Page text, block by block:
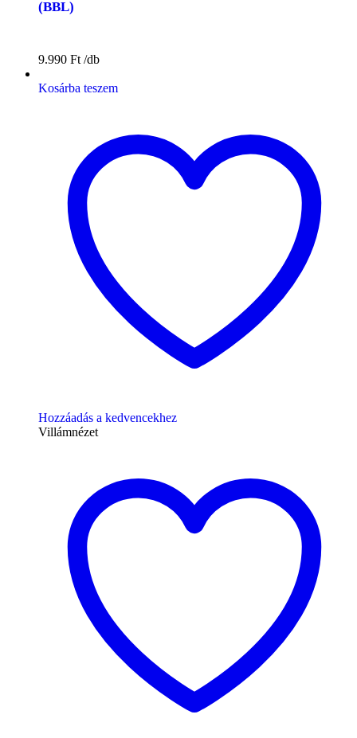
(BBL)
9.990 Ft
Kosárba teszem
Hozzáadás a kedvencekhez
Villámnézet